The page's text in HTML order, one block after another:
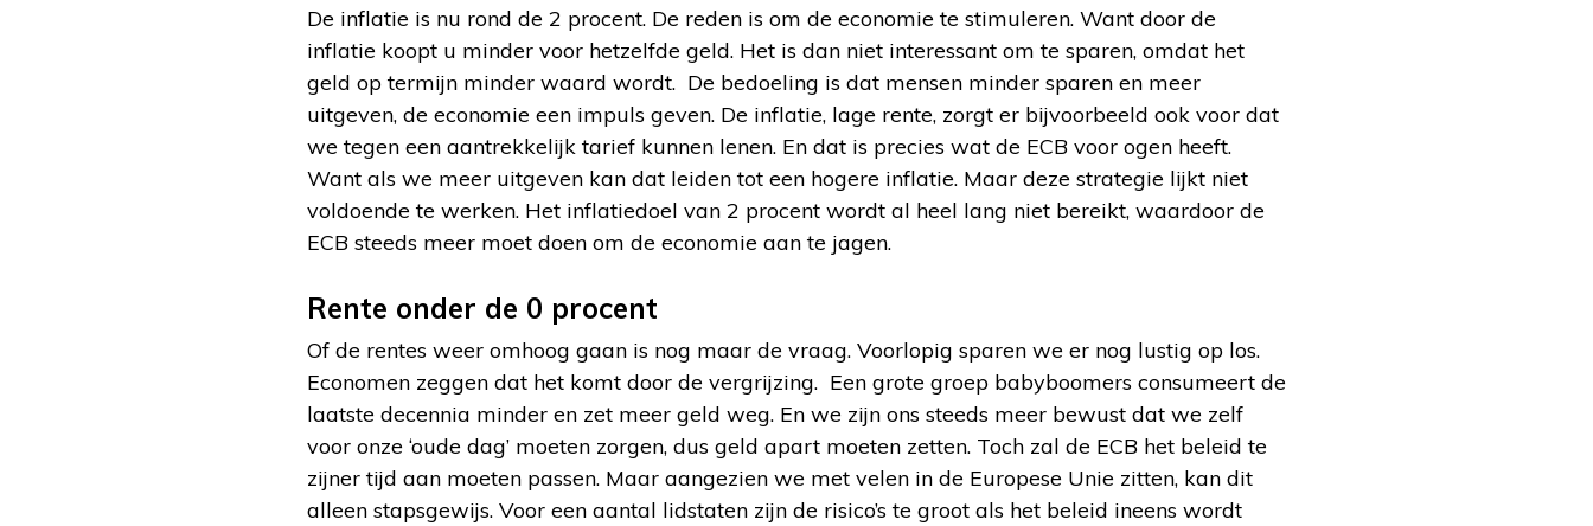
De inflatie is nu rond de 2 procent. De reden is om de economie te stimuleren. Want door de
inflatie koopt u minder voor hetzelfde geld. Het is dan niet interessant om te sparen, omdat het
geld op termijn minder waard wordt. De bedoeling is dat mensen minder sparen en meer
uitgeven, de economie een impuls geven. De inflatie, lage rente, zorgt er bijvoorbeeld ook voor dat
we tegen een aantrekkelijk tarief kunnen lenen. En dat is precies wat de ECB voor ogen heeft.
Want als we meer uitgeven kan dat leiden tot een hogere inflatie. Maar deze strategie lijkt niet
voldoende te werken. Het inflatiedoel van 2 procent wordt al heel lang niet bereikt, waardoor de
ECB steeds meer moet doen om de economie aan te jagen.
Rente onder de 0 procent
Of de rentes weer omhoog gaan is nog maar de vraag. Voorlopig sparen we er nog lustig op los.
Economen zeggen dat het komt door de vergrijzing. Een grote groep babyboomers consumeert de
laatste decennia minder en zet meer geld weg. En we zijn ons steeds meer bewust dat we zelf
voor onze ‘oude dag’ moeten zorgen, dus geld apart moeten zetten. Toch zal de ECB het beleid te
zijner tijd aan moeten passen. Maar aangezien we met velen in de Europese Unie zitten, kan dit
alleen stapsgewijs. Voor een aantal lidstaten zijn de risico’s te groot als het beleid ineens wordt